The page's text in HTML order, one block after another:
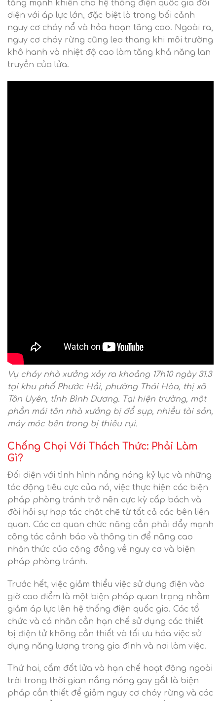
tăng mạnh khiến cho hệ thống điện quốc gia đối
diện với áp lực lớn, đặc biệt là trong bối cảnh
nguy cơ cháy nổ và hỏa hoạn tăng cao. Ngoài ra,
nguy cơ cháy rừng cũng leo thang khi môi trường
khô hanh và nhiệt độ cao làm tăng khả năng lan
truyền của lửa.
Vụ cháy nhà xưởng xảy ra khoảng 17h10 ngày 31.3
tại khu phố Phước Hải, phường Thái Hòa, thị xã
Tân Uyên, tỉnh Bình Dương. Tại hiện trường, một
phần mái tôn nhà xưởng bị đổ sụp, nhiều tài sản,
máy móc bên trong bị thiêu rụi.
Chống Chọi Với Thách Thức: Phải Làm
Gì?
Đối diện với tình hình nắng nóng kỷ lục và những
tác động tiêu cực của nó, việc thực hiện các biện
pháp phòng tránh trở nên cực kỳ cấp bách và
đòi hỏi sự hợp tác chặt chẽ từ tất cả các bên liên
quan. Các cơ quan chức năng cần phải đẩy mạnh
công tác cảnh báo và thông tin để nâng cao
nhận thức của cộng đồng về nguy cơ và biện
pháp phòng tránh.
Trước hết, việc giảm thiểu việc sử dụng điện vào
giờ cao điểm là một biện pháp quan trọng nhằm
giảm áp lực lên hệ thống điện quốc gia. Các tổ
chức và cá nhân cần hạn chế sử dụng các thiết
bị điện tử không cần thiết và tối ưu hóa việc sử
dụng năng lượng trong gia đình và nơi làm việc.
Thứ hai, cấm đốt lửa và hạn chế hoạt động ngoài
trời trong thời gian nắng nóng gay gắt là biện
pháp cần thiết để giảm nguy cơ cháy rừng và các